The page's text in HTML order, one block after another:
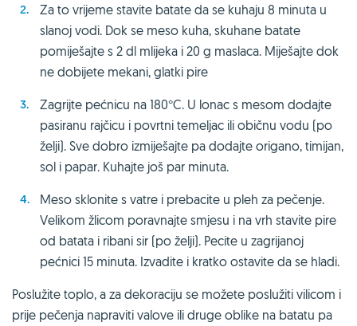
Za to vrijeme stavite batate da se kuhaju 8 minuta u
slanoj vodi. Dok se meso kuha, skuhane batate
pomiješajte s 2 dl mlijeka i 20 g maslaca. Miješajte dok
ne dobijete mekani, glatki pire
Zagrijte pećnicu na 180°C. U lonac s mesom dodajte
pasiranu rajčicu i povrtni temeljac ili običnu vodu (po
želji). Sve dobro izmiješajte pa dodajte origano, timijan,
sol i papar. Kuhajte još par minuta.
Meso sklonite s vatre i prebacite u pleh za pečenje.
Velikom žlicom poravnajte smjesu i na vrh stavite pire
od batata i ribani sir (po želji). Pecite u zagrijanoj
pećnici 15 minuta. Izvadite i kratko ostavite da se hladi.
Poslužite toplo, a za dekoraciju se možete poslužiti vilicom i
prije pečenja napraviti valove ili druge oblike na batatu pa